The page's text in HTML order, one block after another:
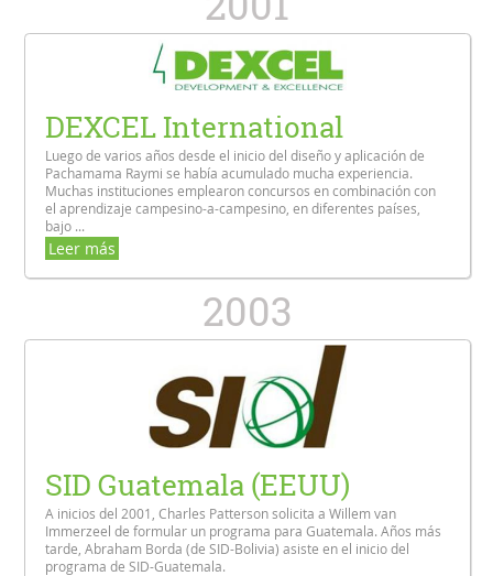
DEXCEL International
Luego de varios años desde el inicio del diseño y aplicación de
Pachamama Raymi se había acumulado mucha experiencia.
Muchas instituciones emplearon concursos en combinación con
el aprendizaje campesino-a-campesino, en diferentes países,
bajo ...
Leer más
2003
SID Guatemala (EEUU)
A inicios del 2001, Charles Patterson solicita a Willem van
Immerzeel de formular un programa para Guatemala. Años más
tarde, Abraham Borda (de SID-Bolivia) asiste en el inicio del
programa de SID-Guatemala.